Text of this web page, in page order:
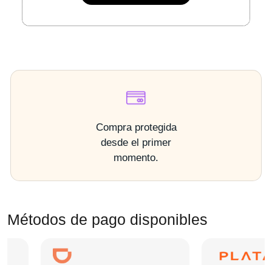
Compra protegida
desde el primer
momento.
Métodos de pago disponibles